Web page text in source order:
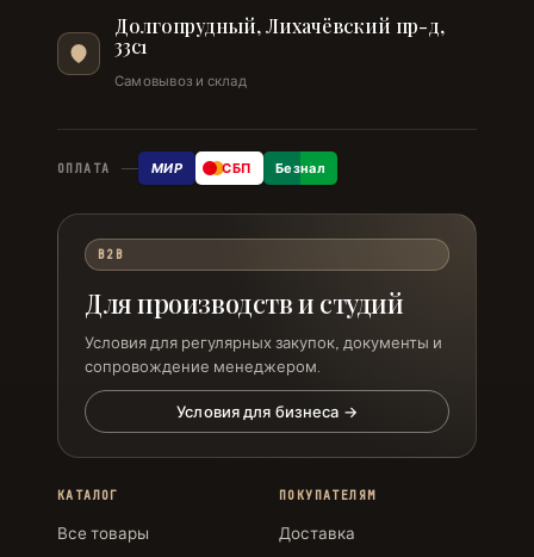
Долгопрудный, Лихачёвский пр-д,
33с1
Самовывоз и склад
ОПЛАТА МИР СБП Безнал
B2B
Для производств и студий
Условия для регулярных закупок, документы и
сопровождение менеджером.
Условия для бизнеса →
КАТАЛОГ
Все товары
ПОКУПАТЕЛЯМ
Доставка